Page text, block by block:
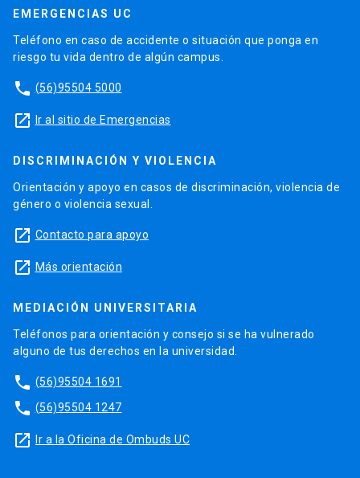
EMERGENCIAS UC
Teléfono en caso de accidente o situación que ponga en
riesgo tu vida dentro de algún campus.
phone (56)95504 5000
launch Ir al sitio de Emergencias
DISCRIMINACIÓN Y VIOLENCIA
Orientación y apoyo en casos de discriminación, violencia de
género o violencia sexual.
launch Contacto para apoyo
launch Más orientación
MEDIACIÓN UNIVERSITARIA
Teléfonos para orientación y consejo si se ha vulnerado
alguno de tus derechos en la universidad.
phone (56)95504 1691
phone (56)95504 1247
launch Ir a la Oficina de Ombuds UC